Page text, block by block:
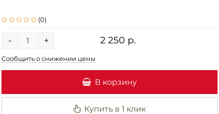
(0)
- + 2 250 р.
Сообщить о снижении цены
В корзину
Купить в 1 клик